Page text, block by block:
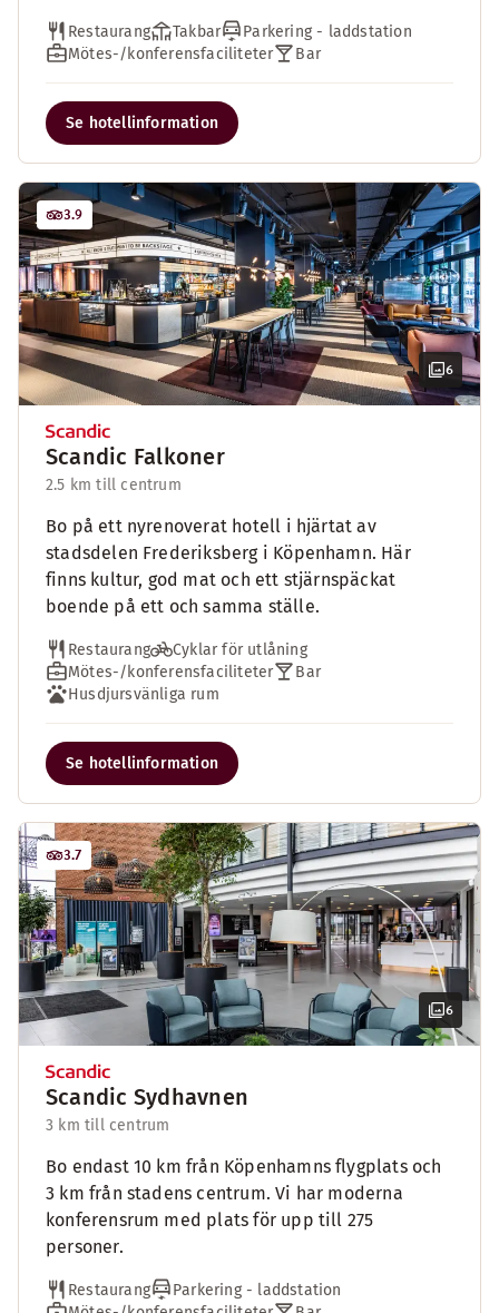
Restaurang Takbar
Parkering - laddstation
Mötes-/konferensfaciliteter
Bar
Se hotellinformation
6
3.9
Scandic Falkoner
2.5 km till centrum
Bo på ett nyrenoverat hotell i hjärtat av
stadsdelen Frederiksberg i Köpenhamn. Här
finns kultur, god mat och ett stjärnspäckat
boende på ett och samma ställe.
Restaurang
Cyklar för utlåning
Mötes-/konferensfaciliteter
Bar
Husdjursvänliga rum
Se hotellinformation
6
3.7
Scandic Sydhavnen
3 km till centrum
Bo endast 10 km från Köpenhamns flygplats och
3 km från stadens centrum. Vi har moderna
konferensrum med plats för upp till 275
personer.
Restaurang
Parkering - laddstation